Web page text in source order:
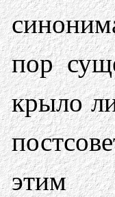
пор
крыло
этим